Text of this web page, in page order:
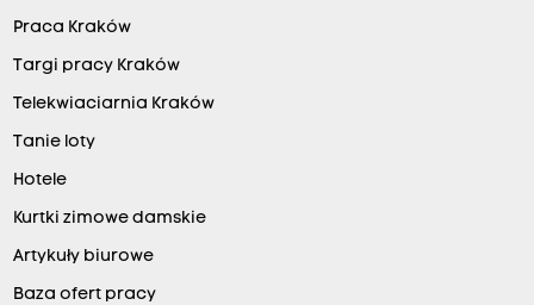
Praca Kraków
Targi pracy Kraków
Telekwiaciarnia Kraków
Tanie loty
Hotele
Kurtki zimowe damskie
Artykuły biurowe
Baza ofert pracy